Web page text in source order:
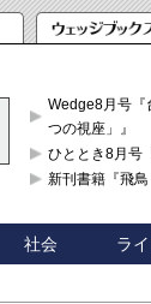
Wedge8月号『
つの視座」』
ひととき8月号
新刊書籍『飛鳥
社会 ラ